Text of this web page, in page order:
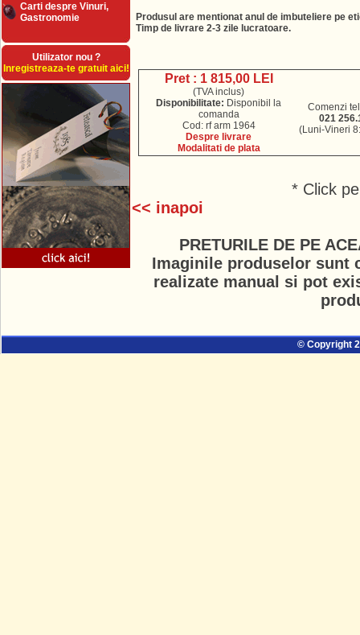
Carti despre Vinuri,
Gastronomie
Utilizator nou ?
Inregistreaza-te gratuit aici!
Produsul are mentionat anul de imbuteliere pe
Timp de livrare 2-3 zile lucratoare.
Pret : 1 815,00 LEI
(TVA inclus)
Disponibilitate: Disponibil la
comanda
Cod: rf arm 1964
Despre livrare
Modalitati de plata
Comenzi
021
(Luni-Vineri
* Click
<< inapoi
PRETURILE DE PE
Imaginile produselor sunt
realizate manual si pot
© Copyright